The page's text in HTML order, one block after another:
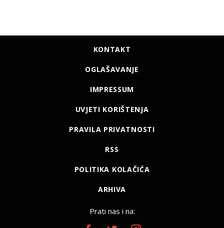
KONTAKT
OGLAŠAVANJE
IMPRESSUM
UVJETI KORIŠTENJA
PRAVILA PRIVATNOSTI
RSS
POLITIKA KOLAČIĆA
ARHIVA
Prati nas i na: